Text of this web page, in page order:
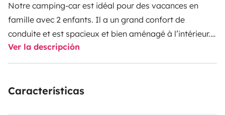
Notre camping-car est idéal pour des vacances en
famille avec 2 enfants. Il a un grand confort de
conduite et est spacieux et bien aménagé à l’intérieur.
(Finition Laika) Il dispose d’un énorme coffre pouvant
acceuillir vélos électriques, bateau gonflable, padel
Il y a une TV dans la chambre arrière et une TV pour les
Ver la descripción
Características